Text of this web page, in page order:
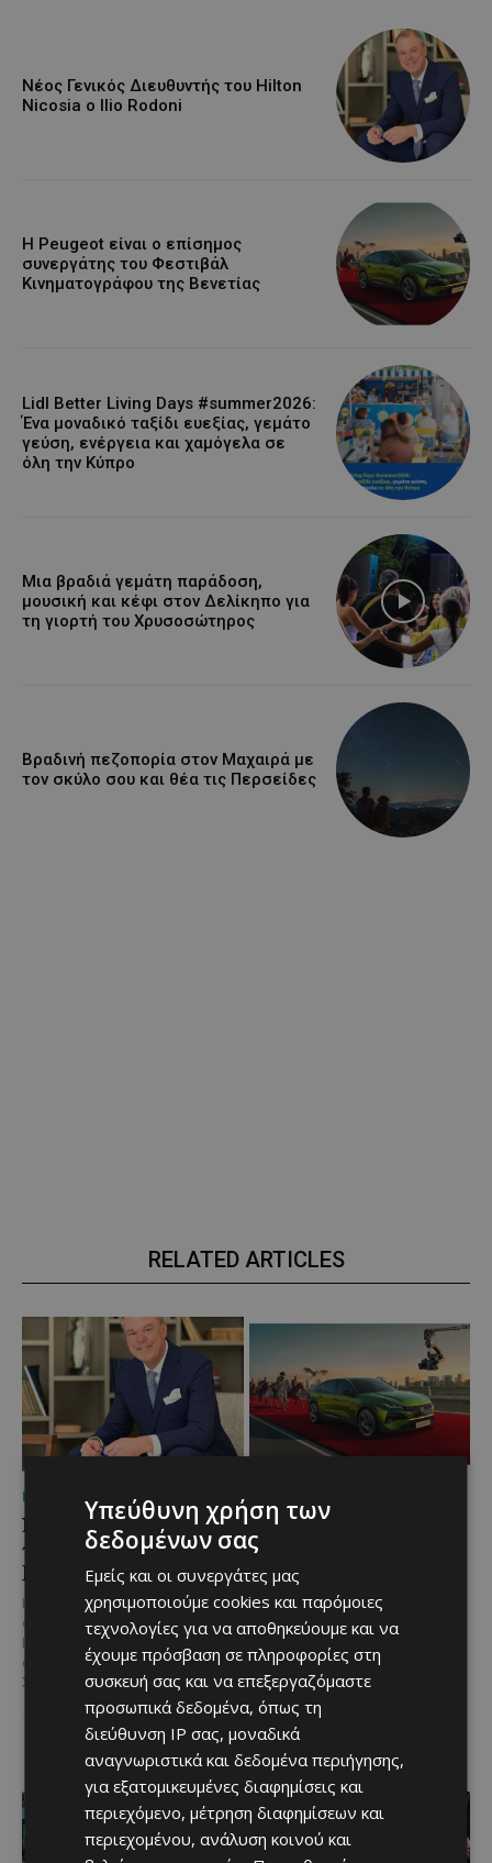
Νέος Γενικός Διευθυντής του Hilton
Nicosia ο Ilio Rodoni
Η Peugeot είναι ο επίσημος
συνεργάτης του Φεστιβάλ
Κινηματογράφου της Βενετίας
Lidl Better Living Days #summer2026:
Ένα μοναδικό ταξίδι ευεξίας, γεμάτο
γεύση, ενέργεια και χαμόγελα σε
όλη την Κύπρο
Μια βραδιά γεμάτη παράδοση,
μουσική και κέφι στον Δελίκηπο για
τη γιορτή του Χρυσοσώτηρος
Βραδινή πεζοπορία στον Μαχαιρά με
τον σκύλο σου και θέα τις Περσείδες
RELATED ARTICLES
ΜΈΝΟΥΜΕ ΕΝΗΜΕΡΩΜΈΝΟΙ
Νέος Γενικός Διευθυντής
του Hilton Nicosia ο
Ilio Rodoni
Καθήκοντα Γενικού Διευθυντή
στο Hilton Nicosia αναλαμβάνει ο
Ilio Rodoni, παίρνοντας τη
σκυτάλη από τον κ. Εύρο
Στυλιανού,...
Η Peugeot είναι ο
επίσημος συνεργάτης του
Φεστιβάλ
Κινηματογράφου της
Βενετίας
Η Peugeot ανακοινώνει μια
ιδιαίτερα σημαντική συνεργασία
με το Διεθνές Φεστιβάλ
Κινηματογράφου της Βενετίας
και με αυτό τον...
Υπεύθυνη χρήση των
δεδομένων σας
Εμείς και οι συνεργάτες μας
χρησιμοποιούμε cookies και παρόμοιες
τεχνολογίες για να αποθηκεύουμε και να
έχουμε πρόσβαση σε πληροφορίες στη
συσκευή σας και να επεξεργαζόμαστε
προσωπικά δεδομένα, όπως τη
διεύθυνση IP σας, μοναδικά
αναγνωριστικά και δεδομένα περιήγησης,
για εξατομικευμένες διαφημίσεις και
περιεχόμενο, μέτρηση διαφημίσεων και
περιεχομένου, ανάλυση κοινού και